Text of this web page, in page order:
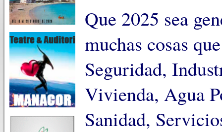
Que 2025 sea
muchas cosas
Seguridad,
Vivienda, Agua
Sanidad,